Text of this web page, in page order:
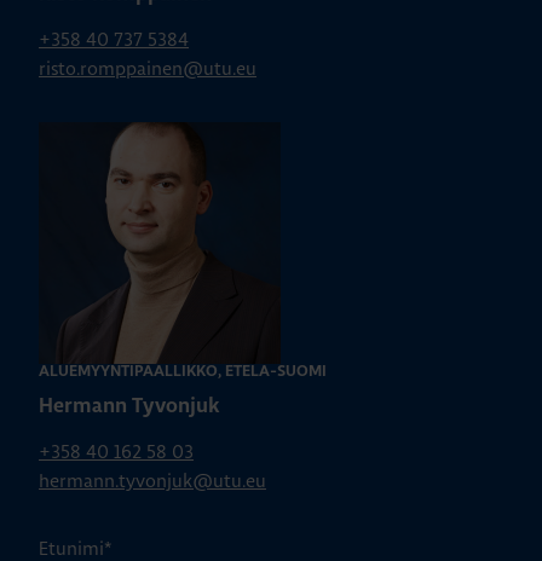
+358 40 737 5384
risto.romppainen@utu.eu
ALUEMYYNTIPÄÄLLIKKÖ, ETELÄ-SUOMI
Hermann Tyvonjuk
+358 40 162 58 03
hermann.tyvonjuk@utu.eu
Etunimi*